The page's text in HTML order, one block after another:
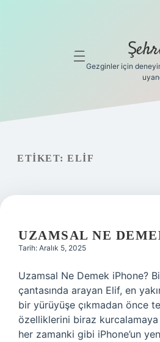
Gizlilik
Yasal Uyarı
Hakkımızda
menüyü
Gezginler için
ETIKET: ELIF
UZAMSAL NE
Tarih: Aralık 5, 2025
Uzamsal Ne Demek iPhone?
çantasında arayan Elif, en
bir yürüyüşe çıkmadan önce
özelliklerini biraz
her zamanki gibi iPhone’un